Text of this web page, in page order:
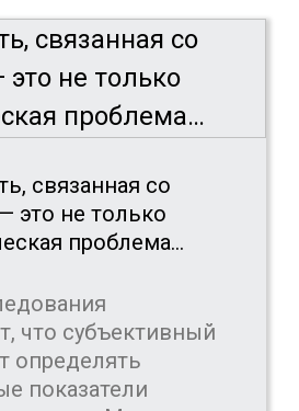
связанная со
это не только
проблема…
что субъективный
определять
показатели